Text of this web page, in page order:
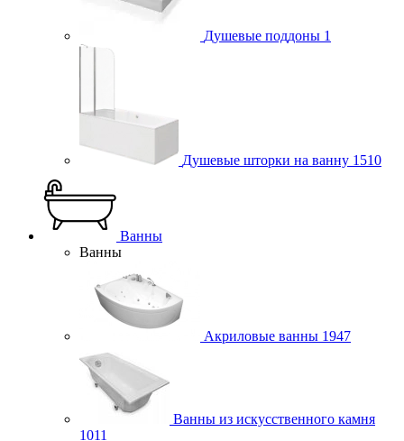
Душевые поддоны 1
Душевые шторки на ванну 1510
Ванны
Ванны
Акриловые ванны 1947
Ванны из искусственного камня
1011